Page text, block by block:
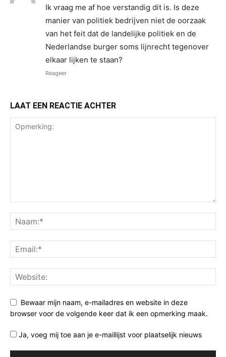
Ik vraag me af hoe verstandig dit is. Is deze
manier van politiek bedrijven niet de oorzaak
van het feit dat de landelijke politiek en de
Nederlandse burger soms lijnrecht tegenover
elkaar lijken te staan?
Reageer
LAAT EEN REACTIE ACHTER
Bewaar mijn naam, e-mailadres en website in deze
browser voor de volgende keer dat ik een opmerking maak.
Ja, voeg mij toe aan je e-maillijst voor plaatselijk nieuws